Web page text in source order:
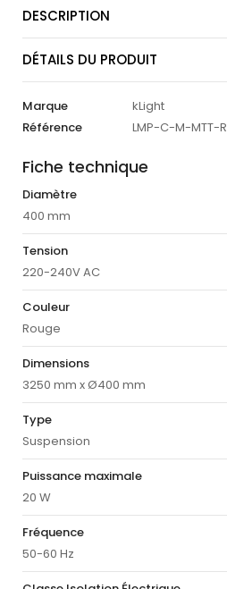
DESCRIPTION
DÉTAILS DU PRODUIT
Marque
kLight
Référence
LMP-C-M-MTT-R
Fiche technique
Diamètre
400 mm
Tension
220-240V AC
Couleur
Rouge
Dimensions
3250 mm x Ø400 mm
Type
Suspension
Puissance maximale
20 W
Fréquence
50-60 Hz